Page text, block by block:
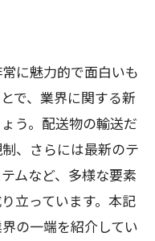
に魅力的で面白いも
で、業界に関する新
う。配送物の輸送だ
、さらには最新のテ
ムなど、多様な要素
立っています。本記
の一端を紹介してい